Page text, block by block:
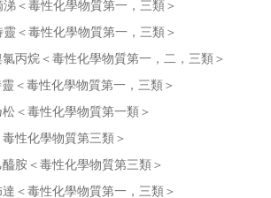
涕＜毒性化學物質第一，三類＞
靈＜毒性化學物質第一，三類＞
丙烷＜毒性化學物質第一，二，三類＞
＜毒性化學物質第一，三類＞
＜毒性化學物質第一類＞
性化學物質第三類＞
胺＜毒性化學物質第三類＞
＜毒性化學物質第一，三類＞